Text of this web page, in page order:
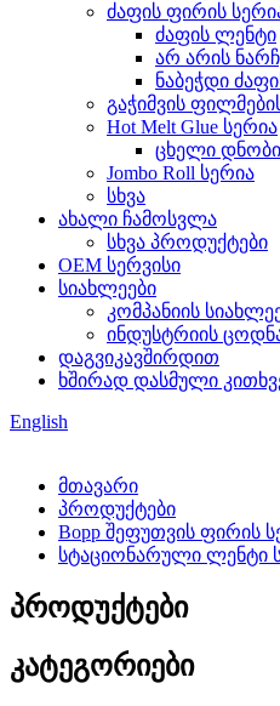
ძაფის ფირის
ძაფის ლენტი
არ არის
ნაბეჭდი
გაჭიმვის
Hot Melt Glue სერია
ცხელი
Jombo Roll სერია
სხვა
ახალი ჩამოსვლა
სხვა პროდუქტები
OEM სერვისი
სიახლეები
კომპანიის
ინდუსტრიის
დაგვიკავშირდით
ხშირად დასმული
English
მთავარი
პროდუქტები
Bopp შეფუთვის ფირის
სტაციონარული ლენტი
პროდუქტები
კატეგორიები